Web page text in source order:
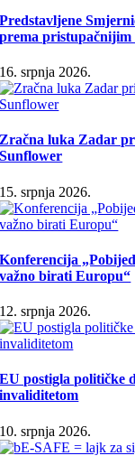
Predstavljene
prema pristupačnijim
16. srpnja 2026.
Zračna luka Zadar
Sunflower
15. srpnja 2026.
Konferencija
važno birati Europu“
12. srpnja 2026.
EU postigla političke
invaliditetom
10. srpnja 2026.